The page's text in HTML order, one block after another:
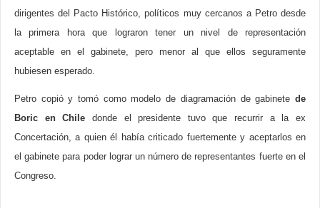
dirigentes del Pacto Histórico, políticos muy cercanos a Petro desde
la primera hora que lograron tener un nivel de representación
aceptable en el gabinete, pero menor al que ellos seguramente
hubiesen esperado.
Petro copió y tomó como modelo de diagramación de gabinete de
Boric en Chile donde el presidente tuvo que recurrir a la ex
Concertación, a quien él había criticado fuertemente y aceptarlos en
el gabinete para poder lograr un número de representantes fuerte en el
Congreso.